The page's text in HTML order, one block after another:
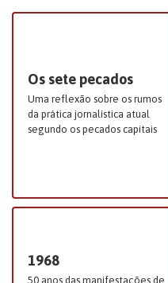
Os sete pecados
Uma reflexão sobre os rumos
da prática jornalística atual
segundo os pecados capitais
1968
50 anos das manifestações de